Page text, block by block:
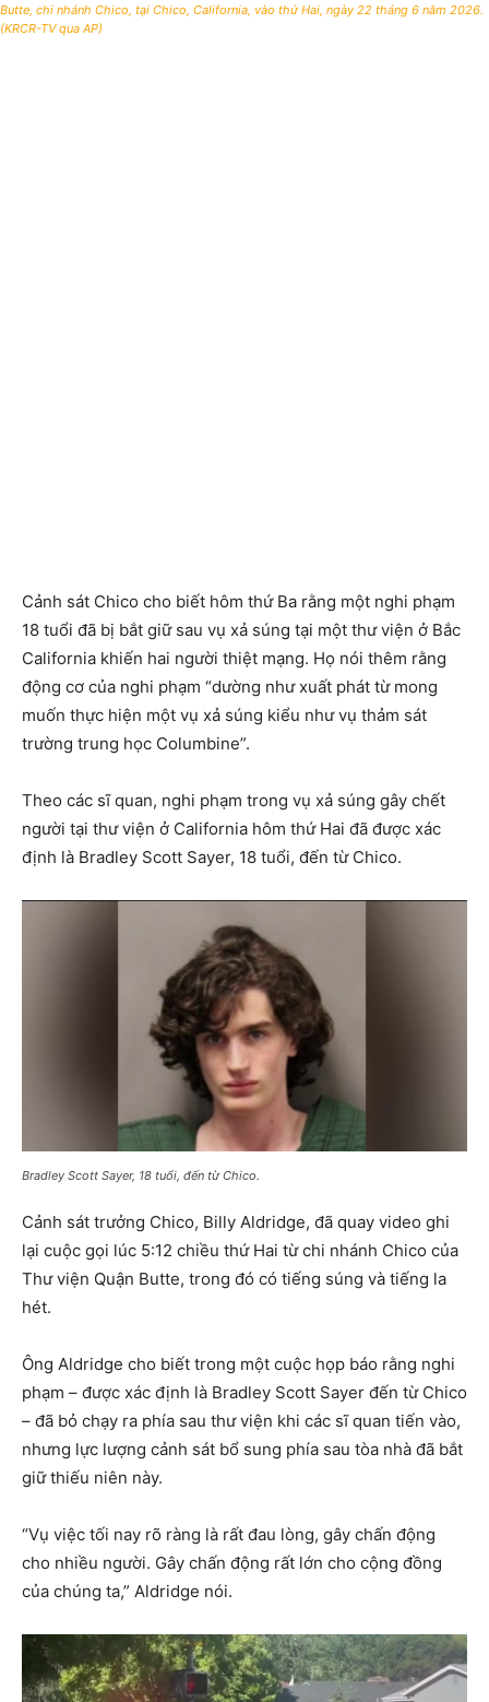
Butte, chi nhánh Chico, tại Chico, California, vào thứ Hai, ngày 22 tháng 6 năm 2026.
(KRCR-TV qua AP)
Cảnh sát Chico cho biết hôm thứ Ba rằng một nghi phạm
18 tuổi đã bị bắt giữ sau vụ xả súng tại một thư viện ở Bắc
California khiến hai người thiệt mạng. Họ nói thêm rằng
động cơ của nghi phạm “dường như xuất phát từ mong
muốn thực hiện một vụ xả súng kiểu như vụ thảm sát
trường trung học Columbine”.
Theo các sĩ quan, nghi phạm trong vụ xả súng gây chết
người tại thư viện ở California hôm thứ Hai đã được xác
định là Bradley Scott Sayer, 18 tuổi, đến từ Chico.
Bradley Scott Sayer, 18 tuổi, đến từ Chico.
Cảnh sát trưởng Chico, Billy Aldridge, đã quay video ghi
lại cuộc gọi lúc 5:12 chiều thứ Hai từ chi nhánh Chico của
Thư viện Quận Butte, trong đó có tiếng súng và tiếng la
hét.
Ông Aldridge cho biết trong một cuộc họp báo rằng nghi
phạm – được xác định là Bradley Scott Sayer đến từ Chico
– đã bỏ chạy ra phía sau thư viện khi các sĩ quan tiến vào,
nhưng lực lượng cảnh sát bổ sung phía sau tòa nhà đã bắt
giữ thiếu niên này.
“Vụ việc tối nay rõ ràng là rất đau lòng, gây chấn động
cho nhiều người. Gây chấn động rất lớn cho cộng đồng
của chúng ta,” Aldridge nói.